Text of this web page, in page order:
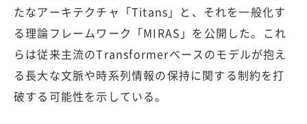
たなアーキテクチャ「Titans」と、それを一般化す
る理論フレームワーク「MIRAS」を公開した。これ
らは従来主流のTransformerベースのモデルが抱え
る長大な文脈や時系列情報の保持に関する制約を打
破する可能性を示している。